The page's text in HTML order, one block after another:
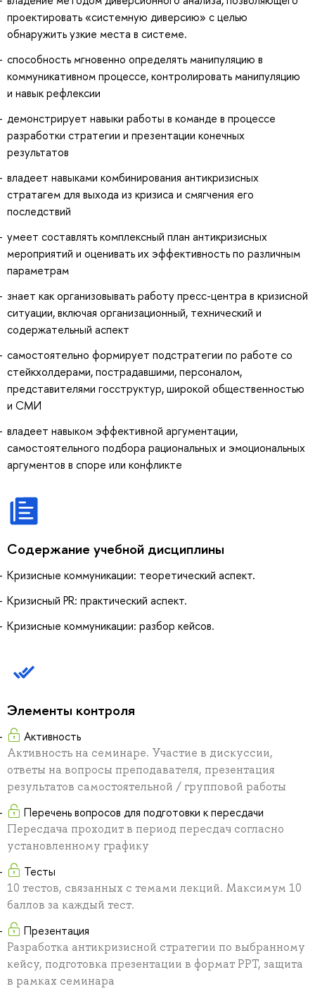
проектировать «системную диверсию» с целью
обнаружить узкие места в системе.
способность мгновенно определять манипуляцию в
коммуникативном процессе, контролировать манипуляцию
и навык рефлексии
демонстрирует навыки работы в команде в процессе
разработки стратегии и презентации конечных
результатов
владеет навыками комбинирования антикризисных
стратагем для выхода из кризиса и смягчения его
последствий
умеет составлять комплексный план антикризисных
мероприятий и оценивать их эффективность по различным
параметрам
знает как организовывать работу пресс-центра в кризисной
ситуации, включая организационный, технический и
содержательный аспект
самостоятельно формирует подстратегии по работе со
стейкхолдерами, пострадавшими, персоналом,
представителями госструктур, широкой общественностью
и СМИ
владеет навыком эффективной аргументации,
самостоятельного подбора рациональных и эмоциональных
аргументов в споре или конфликте
Содержание учебной дисциплины
Кризисные коммуникации: теоретический аспект.
Кризисный PR: практический аспект.
Кризисные коммуникации: разбор кейсов.
Элементы контроля
Активность
Активность на семинаре. Участие в дискуссии,
ответы на вопросы преподавателя, презентация
результатов самостоятельной / групповой работы
Перечень вопросов для подготовки к пересдачи
Пересдача проходит в период пересдач согласно
установленному графику
Тесты
10 тестов, связанных с темами лекций. Максимум 10
баллов за каждый тест.
Презентация
Разработка антикризисной стратегии по выбранному
кейсу, подготовка презентации в формат РРТ, защита
в рамках семинара